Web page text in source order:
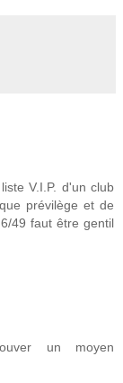
V.I.P. d'un club
prévilège et de
49 faut être gentil
un moyen